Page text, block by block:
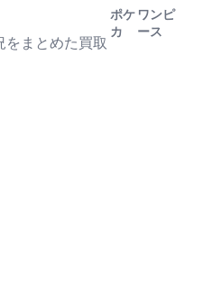
をまとめた買取
ポケ
カ
ワンピ
ース